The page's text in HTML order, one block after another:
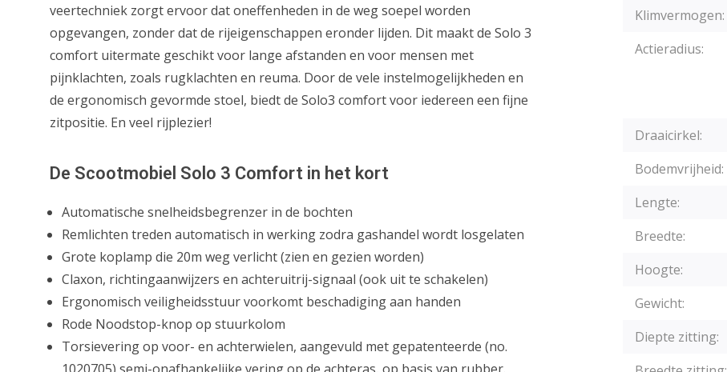
veertechniek zorgt ervoor dat oneffenheden in de weg soepel worden
opgevangen, zonder dat de rijeigenschappen eronder lijden. Dit maakt de Solo 3
comfort uitermate geschikt voor lange afstanden en voor mensen met
pijnklachten, zoals rugklachten en reuma. Door de vele instelmogelijkheden en
de ergonomisch gevormde stoel, biedt de Solo3 comfort voor iedereen een fijne
zitpositie. En veel rijplezier!
De Scootmobiel Solo 3 Comfort in het kort
Automatische snelheidsbegrenzer in de bochten
Remlichten treden automatisch in werking zodra gashandel wordt losgelaten
Grote koplamp die 20m weg verlicht (zien en gezien worden)
Claxon, richtingaanwijzers en achteruitrij-signaal (ook uit te schakelen)
Ergonomisch veiligheidsstuur voorkomt beschadiging aan handen
Rode Noodstop-knop op stuurkolom
Torsievering op voor- en achterwielen, aangevuld met gepatenteerde (no.
Klimvermogen:
Actieradius:
Draaicirkel:
Bodemvrijheid:
Lengte:
Breedte:
Hoogte:
Gewicht:
Diepte zitting: